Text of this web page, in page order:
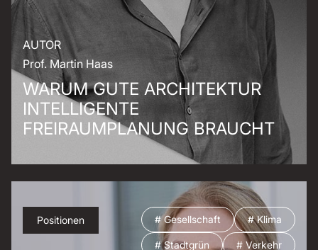
AUTOR
Prof. Martin Haas
WARUM GUTE ARCHITEKTUR
INTELLIGENTE
FREIRAUMPLANUNG BRAUCHT
Positionen # Gesellschaft # Klima
# Stadtgrün # Verkehr